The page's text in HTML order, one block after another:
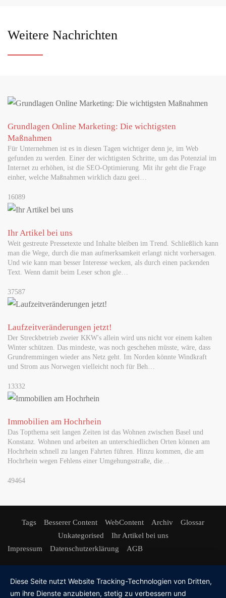
Weitere Nachrichten
Grundlagen Online Marketing: Die wichtigsten
Maßnahmen
Für Unternehmen ist es in diesen Tagen wichtiger denn je, im Web
gefunden zu werden. Einer der wichtigsten Schritte, um das Potenzial im
Internet zu erhöhen, ist die SEO-Optimierung. Mit ihr geht die Frage
einher, welche Maßnahmen wirklich dazu geei…
16089
Ihr Artikel bei uns
Weit gestreute Pressetexte und Inhalte bleiben im Trend. Schließlich kann
man die Wege, durch die man aufmerksamkeit erlangt nicht vorhersagen.
Und wie kann man besser Interesse wecken, als durch einen packenden
Text. Wenn damit beim Leser schon gle…
37587
Laufzeitveränderungen jetzt!
Der Streckbetrieb zweier KKW's allein wird uns nicht vor einem kalten
Winter schützen. Das mindeste, was noch geschehen müsste, wäre, dass
Grundremmingen wieder ans Netz geht. Im Norden könnte Windkraft
und Strom aus Norwegen vielleicht noch für Beh…
13332
Immobilien am Hochrhein
Das Topthema seit langen Zeiten ist das Wohnen zwischen Basel und
Konstanz. Wohnen und arbeiten an unterschiedlichen Orten können am
Hochrhein schnell zu langen Fahrten führen. Hinzu kommen, die am
Hochrhein wegen Fehlens einer Umgehungsstraße, die…
49464
Tags Besserer Content WebContent Archiv
Glossar
Unkategorised
Ihr Artikel bei uns
Impressum
Datenschutzerklärung AGB
Diese Seite nutzt Website Tracking-Technologien von Dritten,
um ihre Dienste anzubieten, stetig zu verbessern und